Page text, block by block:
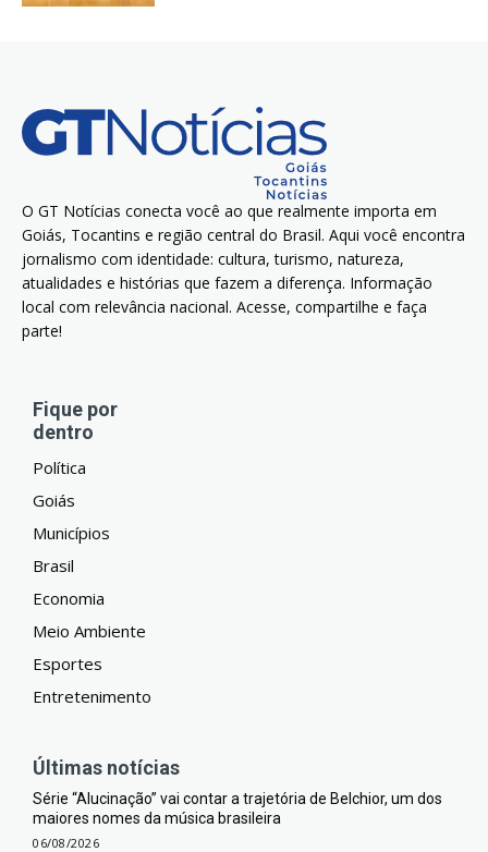
O GT Notícias conecta você ao que realmente importa em
Goiás, Tocantins e região central do Brasil. Aqui você encontra
jornalismo com identidade: cultura, turismo, natureza,
atualidades e histórias que fazem a diferença. Informação
local com relevância nacional. Acesse, compartilhe e faça
parte!
Fique por
dentro
Política
Goiás
Municípios
Brasil
Economia
Meio Ambiente
Esportes
Entretenimento
Últimas notícias
Série “Alucinação” vai contar a trajetória de Belchior, um dos
maiores nomes da música brasileira
06/08/2026